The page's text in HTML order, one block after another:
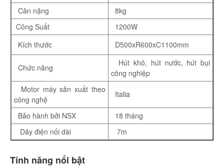
Cân nặng
8kg
Công Suất
1200W
Kích thước
D500xR600xC1100mm
Chức năng
Hút khô, hút nước, hút bụi
công nghiệp
Motor máy sản xuất theo
công nghệ
Italia
Bảo hành bởi NSX
18 tháng
Dây điện nối dài
7m
Tính năng nổi bật